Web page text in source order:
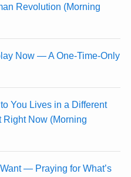
Revolution (Morning
Now — A One-Time-Only
You Lives in a Different
Now (Morning
— Praying for What’s